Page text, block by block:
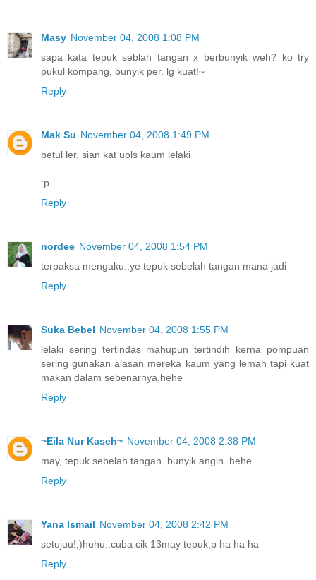
Masy November 04, 2008 1:08 PM
sapa kata tepuk seblah tangan x berbunyik weh? ko try
pukul kompang, bunyik per. lg kuat!~
Reply
Mak Su November 04, 2008 1:49 PM
betul ler, sian kat uols kaum lelaki
:p
Reply
nordee November 04, 2008 1:54 PM
terpaksa mengaku..ye tepuk sebelah tangan mana jadi
Reply
Suka Bebel November 04, 2008 1:55 PM
lelaki sering tertindas mahupun tertindih kerna pompuan
sering gunakan alasan mereka kaum yang lemah tapi kuat
makan dalam sebenarnya.hehe
Reply
~Eila Nur Kaseh~ November 04, 2008 2:38 PM
may, tepuk sebelah tangan..bunyik angin..hehe
Reply
Yana Ismail November 04, 2008 2:42 PM
setujuu!;)huhu..cuba cik 13may tepuk;p ha ha ha
Reply